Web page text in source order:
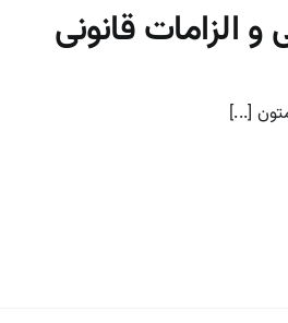
الزامات قانونی
[...]